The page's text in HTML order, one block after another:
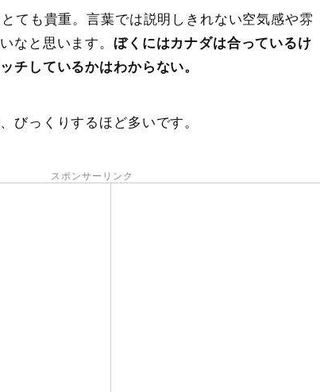
ても貴重。言葉では説明しきれない空気感や雰
なと思います。 ぼくにはカナダは合っているけ
チしているかはわからない。
びっくりするほど多いです。
スポンサーリンク